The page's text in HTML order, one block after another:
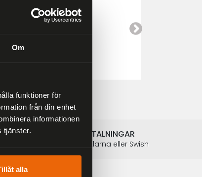
Om
funktioner för
från din enhet
informationen
tjänster.
alla
Mattsvart
SÄKRA BETALNINGAR
Betalkort, Klarna eller Swish